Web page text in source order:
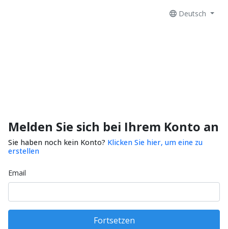
Deutsch
Melden Sie sich bei Ihrem Konto an
Sie haben noch kein Konto? Klicken Sie hier, um eine zu
erstellen
Email
Fortsetzen